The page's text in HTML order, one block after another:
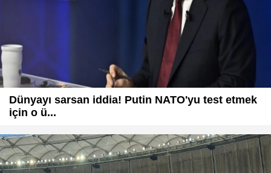
Dünyayı sarsan iddia! Putin NATO'yu test etmek
için o ü...